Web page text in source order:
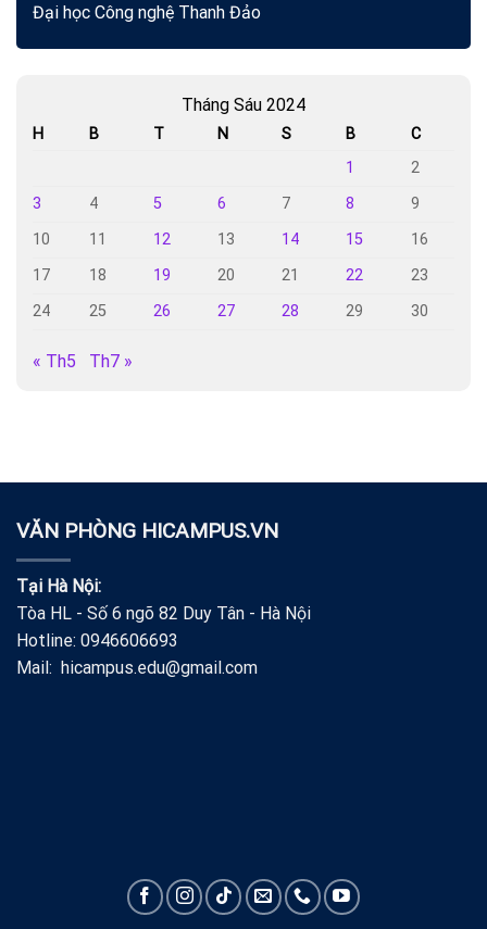
Đại học Công nghệ Thanh Đảo
Tháng Sáu 2024
H B T N S B
C
1
2
3
4 5 6 7 8
9
10
11 12 13 14 15
16
17
18 19 20 21 22
23
24
25 26 27 28 29 30
« Th5 Th7 »
VĂN PHÒNG HICAMPUS.VN
Tại Hà Nội:
Tòa HL - Số 6 ngõ 82 Duy Tân - Hà Nội
Hotline: 0946606693
Mail: hicampus.edu@gmail.com